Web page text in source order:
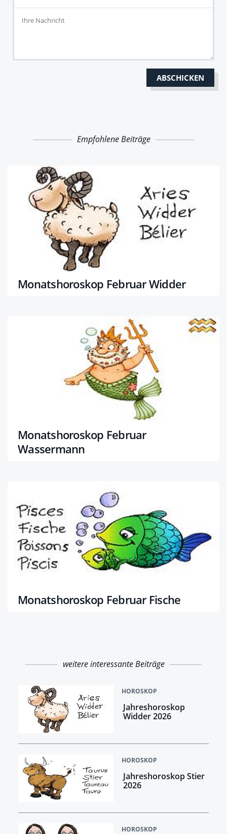
Empfohlene Beiträge
Monatshoroskop Februar Widder
Monatshoroskop Februar
Wassermann
Monatshoroskop Februar Fische
weitere interessante Beiträge
HOROSKOP
Jahreshoroskop
Widder 2026
HOROSKOP
Jahreshoroskop Stier
2026
HOROSKOP